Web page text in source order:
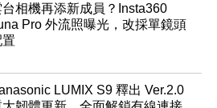
台相機再添新成員？Insta360
Pro 外流照曝光，改採單鏡頭
LUMIX S9 釋出 Ver.2.0